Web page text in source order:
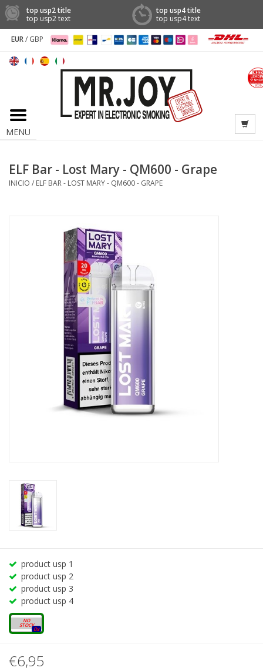
top usp2 title
top usp2 text
top usp4 title
top usp4 text
EUR/ GBP
MENU
ELF Bar - Lost Mary - QM600 - Grape
INICIO / ELF BAR - LOST MARY - QM600 - GRAPE
product usp 1
product usp 2
product usp 3
product usp 4
20mg
0x
€6,95